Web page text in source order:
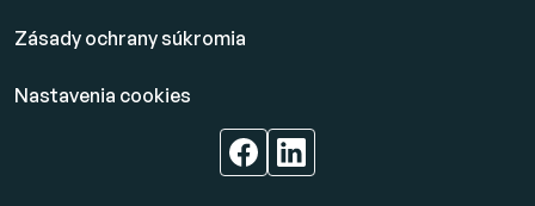
Zásady ochrany súkromia
Nastavenia cookies